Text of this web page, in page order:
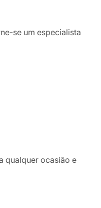
se um especialista
qualquer ocasião e